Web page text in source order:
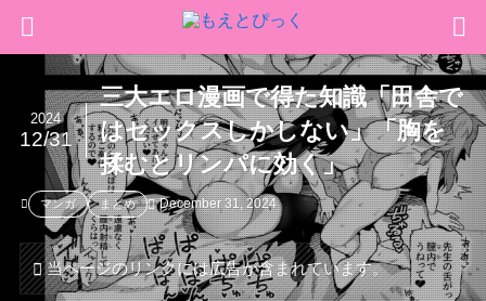
三大エロ漫画で得た知識「田舎で
はセックスしかしない」「胸を
揉むとリンパに効く」
2024
12/31
マンガ まとめ December 31, 2024
当ページのリンクには広告が含まれています。